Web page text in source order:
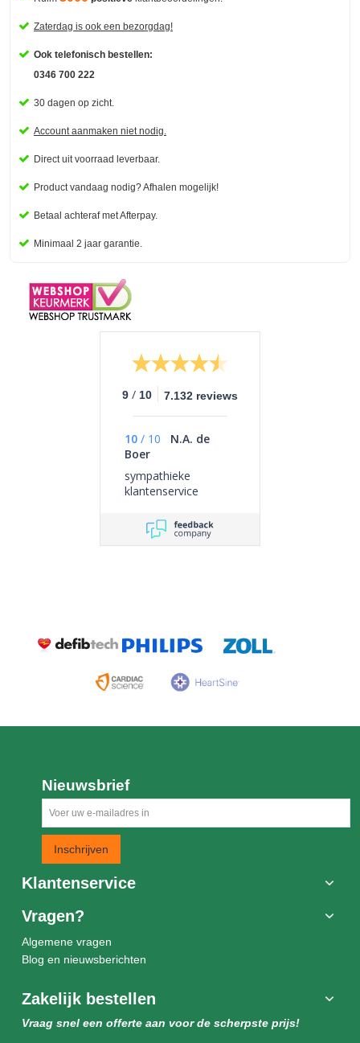
Zaterdag is ook een bezorgdag!
Ook telefonisch bestellen:
0346 700 222
30 dagen op zicht.
Account aanmaken niet nodig.
Direct uit voorraad leverbaar.
Product vandaag nodig? Afhalen mogelijk!
Betaal achteraf met Afterpay.
Minimaal 2 jaar garantie.
9 / 10 7.132 reviews
10 / 10
N.A. de
Boer
sympathieke
klantenservice
Nieuwsbrief
Inschrijven
Klantenservice
Vragen?
Algemene vragen
Blog en nieuwsberichten
Zakelijk bestellen
Vraag snel een offerte aan voor de scherpste prijs!